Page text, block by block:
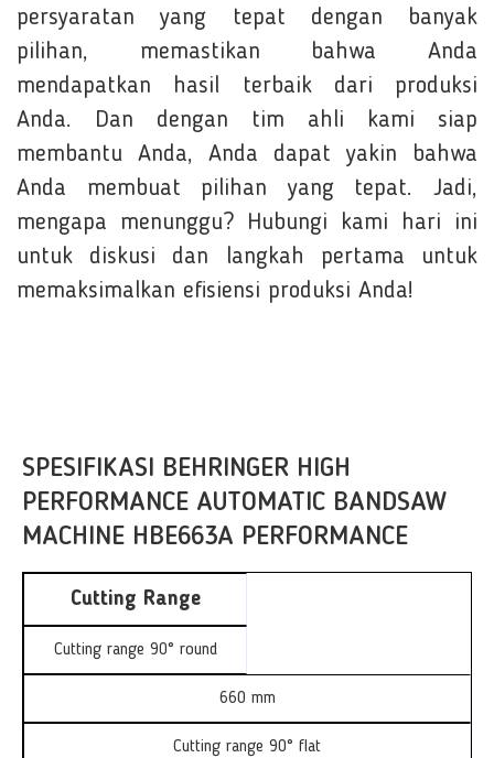
persyaratan yang tepat dengan banyak
pilihan, memastikan bahwa Anda
mendapatkan hasil terbaik dari produksi
Anda. Dan dengan tim ahli kami siap
membantu Anda, Anda dapat yakin bahwa
Anda membuat pilihan yang tepat. Jadi,
mengapa menunggu? Hubungi kami hari ini
untuk diskusi dan langkah pertama untuk
memaksimalkan efisiensi produksi Anda!
SPESIFIKASI BEHRINGER HIGH
PERFORMANCE AUTOMATIC BANDSAW
MACHINE HBE663A PERFORMANCE
Cutting Range
Cutting range 90° round
660 mm
Cutting range 90° flat